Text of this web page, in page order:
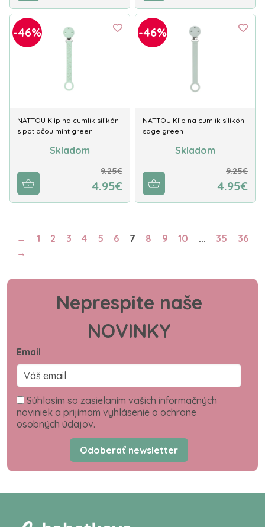
-46%
NATTOU Klip na cumlík silikón
s potlačou mint green
Skladom
9.25€
4.95€
-46%
NATTOU Klip na cumlík silikón
sage green
Skladom
9.25€
4.95€
← 1 2 3 4 5 6 7 8 9 10 ... 35
36
→
Neprespite naše
NOVINKY
Email
Súhlasím so zasielaním vašich informačných
noviniek a prijímam vyhlásenie o ochrane
osobných údajov.
Odoberať newsletter